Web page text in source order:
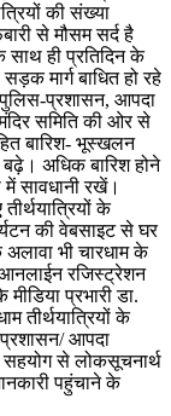
की संख्या
से मौसम सर्द है
ही प्रतिदिन के
मार्ग बाधित हो रहे
प्रशासन, आपदा
समिति की ओर से
बारिश- भूस्खलन
अधिक बारिश होने
सावधानी रखें।
के
की वेबसाइट से घर
भी चारधाम के
रजिस्ट्रेशन
प्रभारी डा.
तीर्थयात्रियों के
आपदा
सहयोग से लोकसूचनार्थ
पहुंचाने के